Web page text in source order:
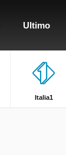
Ultimo
Italia1